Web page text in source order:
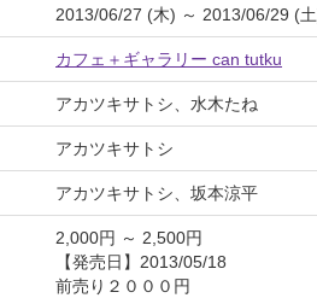
2013/06/27 (木) ～ 2013/06/29 (
カフェ＋ギャラリー can tutku
アカツキサトシ、水木たね
アカツキサトシ
アカツキサトシ、坂本涼平
2,000円 ～ 2,500円
【発売日】2013/05/18
前売り２０００円